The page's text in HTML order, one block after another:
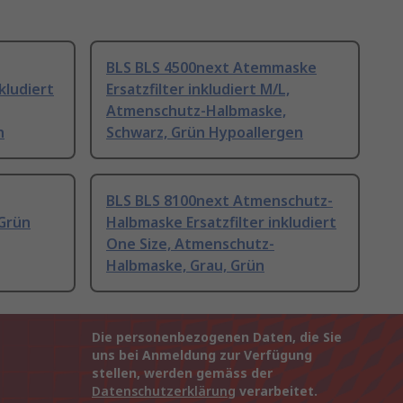
BLS BLS 4500next Atemmaske
Ersatzfilter inkludiert M/L,
Atmenschutz-Halbmaske,
Schwarz, Grün Hypoallergen
BLS BLS 8100next Atmenschutz-
Halbmaske Ersatzfilter inkludiert
One Size, Atmenschutz-
Halbmaske, Grau, Grün
Die personenbezogenen Daten, die Sie
uns bei Anmeldung zur Verfügung
stellen, werden gemäss der
Datenschutzerklärung verarbeitet.